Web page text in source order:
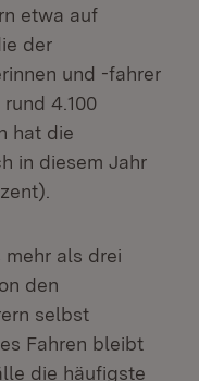
etwa auf
der
und -fahrer
4.100
hat die
in diesem Jahr
mehr als drei
den
selbst
Fahren bleibt
die häufigste